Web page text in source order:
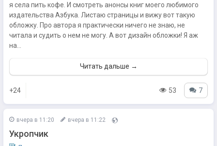
я села пить кофе. И смотреть анонсы книг моего любимого
издательства Азбука. Листаю страницы и вижу вот такую
обложку. Про автора я практически ничего не знаю, не
читала и судить о нем не могу. А вот дизайн обложки! Я аж
на...
Читать дальше →
+24 53 7
вчера в 11:20 вчера в 11:22
Укропчик